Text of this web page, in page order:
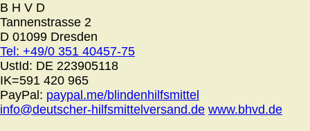
B H V D
Tannenstrasse 2
D 01099 Dresden
Tel: +49/0 351 40457-75
UstId: DE 223905118
IK=591 420 965
PayPal: paypal.me/blindenhilfsmittel
info@deutscher-hilfsmittelversand.de www.bhvd.de